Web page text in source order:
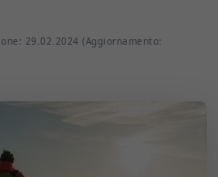
29.02.2024 (Aggiornamento: